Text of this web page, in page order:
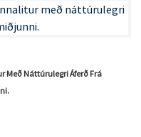
Með Náttúrulegri Áferð Frá